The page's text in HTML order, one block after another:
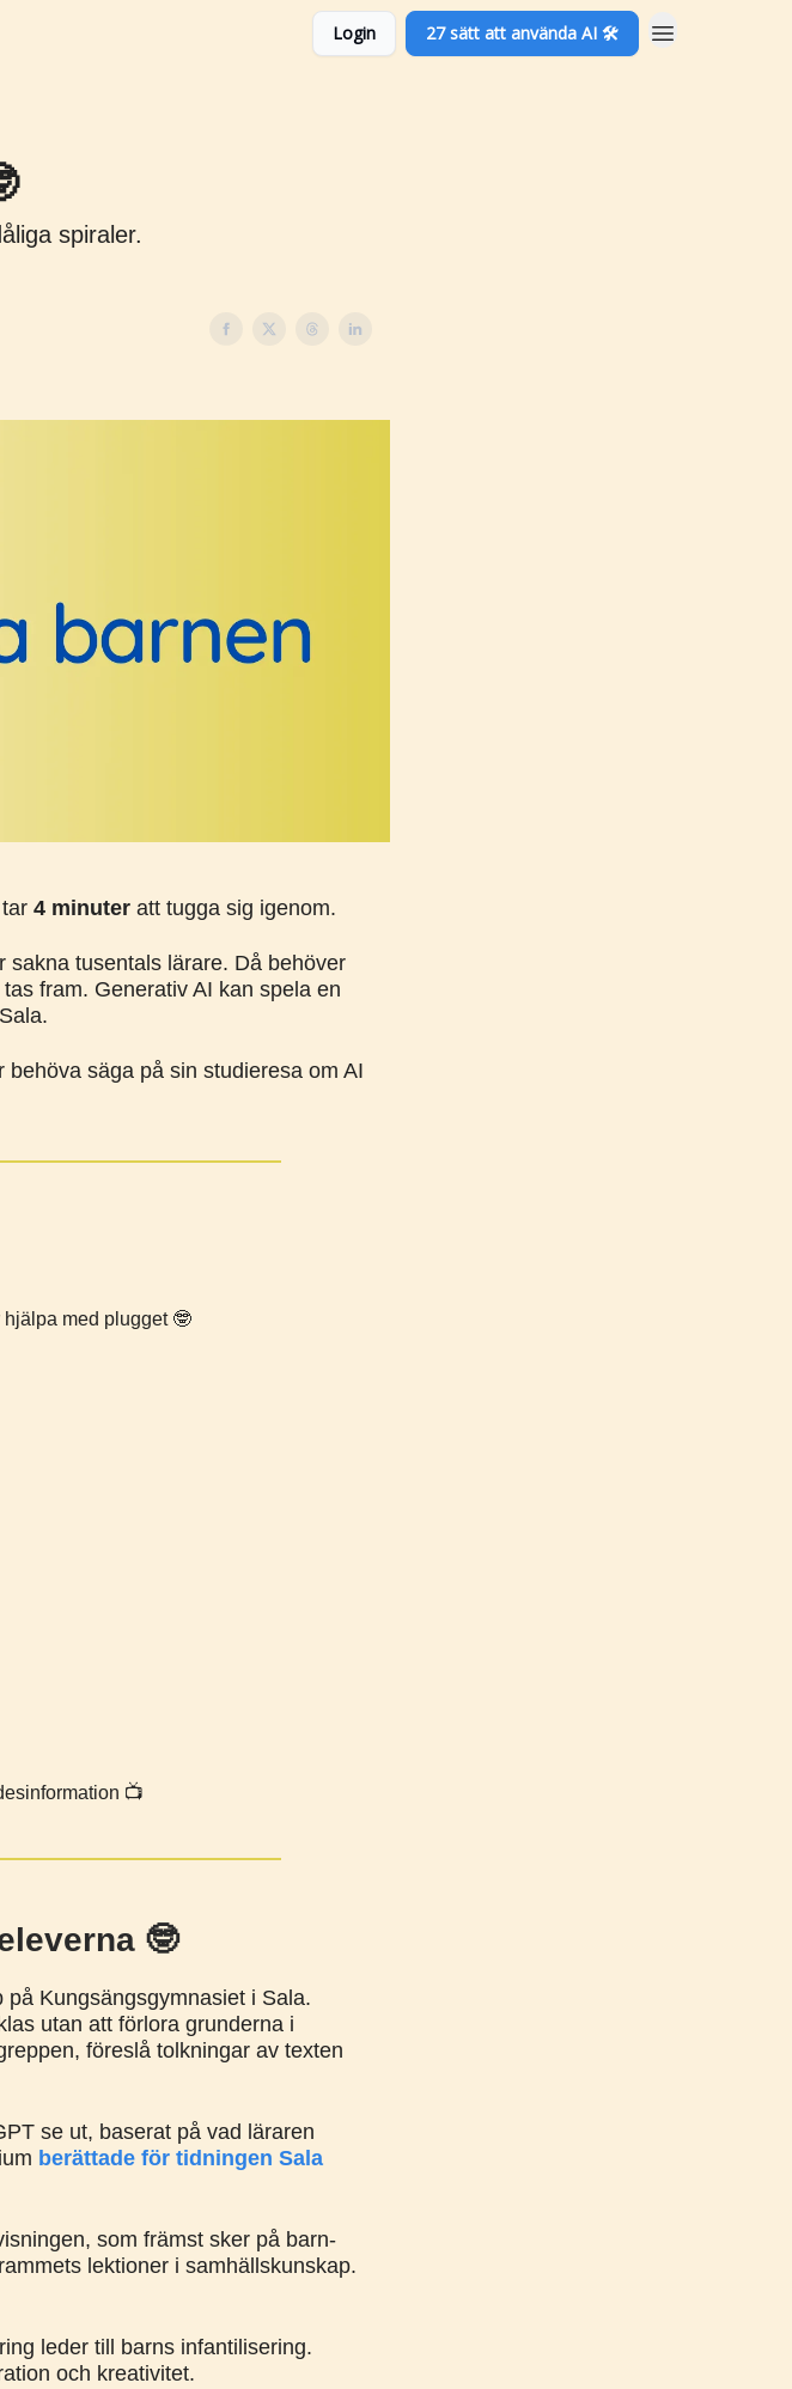
Login 27 sätt att använda AI 🛠️
spiraler.
4 minuter att tugga sig igenom.
sakna tusentals lärare. Då behöver
fram. Generativ AI kan spela en
säga på sin studieresa om AI
med plugget 🤓
📺️
🤓
Kungsängsgymnasiet i Sala.
utan att förlora grunderna i
föreslå tolkningar av texten
se ut, baserat på vad läraren
berättade för tidningen Sala
som främst sker på barn-
lektioner i samhällskunskap.
leder till barns infantilisering.
och kreativitet.